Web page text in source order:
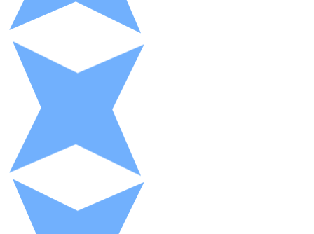
XRP
Efectivo
Compra criptomonedas con efectivo en tu tienda más
Comprar con efectivo
Transferencia SEPA
Añade fondos a tu cuenta Bitnovo o realiza compras